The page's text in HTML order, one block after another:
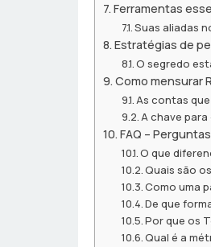
Ferramentas
Suas aliadas
Estratégias de
O segredo
Como mensurar
As contas
A chave
FAQ –
O que
Quais são
Como uma
De que
Por que os
Qual é a